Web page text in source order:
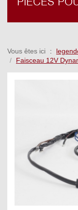
Vous êtes ici
Faisceau 12V